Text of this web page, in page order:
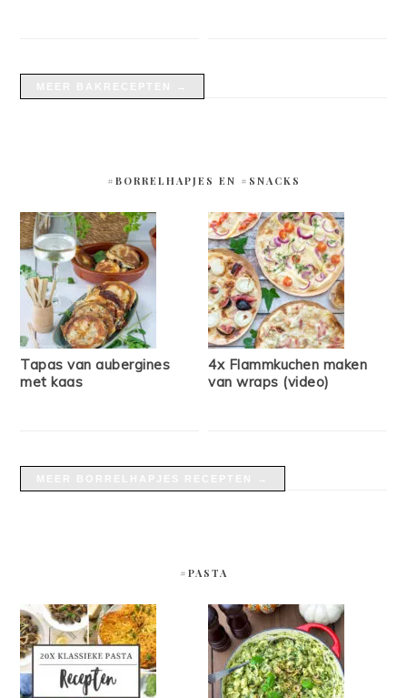
#BORRELHAPJES EN #SNACKS
Tapas van aubergines
met kaas
4x Flammkuchen maken
van wraps (video)
#PASTA